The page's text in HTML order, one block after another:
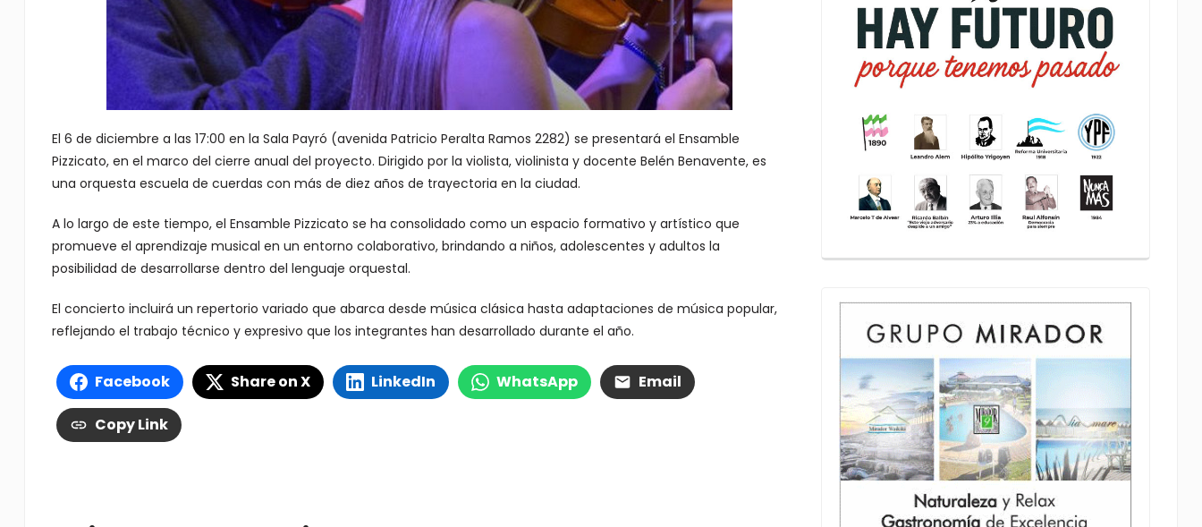
El 6 de diciembre a las 17:00 en la Sala Payró (avenida Patricio Peralta Ramos 2282) se presentará el Ensamble
Pizzicato, en el marco del cierre anual del proyecto. Dirigido por la violista, violinista y docente Belén Benavente, es
una orquesta escuela de cuerdas con más de diez años de trayectoria en la ciudad.
A lo largo de este tiempo, el Ensamble Pizzicato se ha consolidado como un espacio formativo y artístico que
promueve el aprendizaje musical en un entorno colaborativo, brindando a niños, adolescentes y adultos la
posibilidad de desarrollarse dentro del lenguaje orquestal.
El concierto incluirá un repertorio variado que abarca desde música clásica hasta adaptaciones de música popular,
reflejando el trabajo técnico y expresivo que los integrantes han desarrollado durante el año.
Facebook Share on X LinkedIn WhatsApp Email
Copy Link